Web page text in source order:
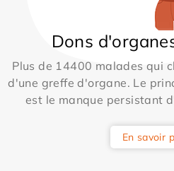
Dons
Plus de 14400 malades qui
d'une greffe d'organe. Le
est le manque persistant
En savoir